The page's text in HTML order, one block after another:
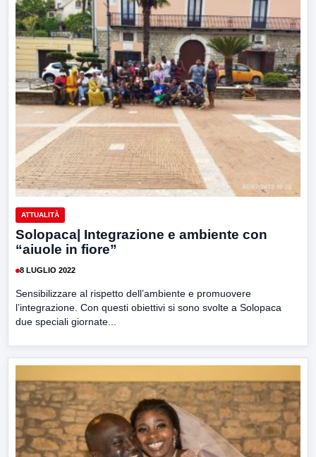
ATTUALITÀ
Solopaca| Integrazione e ambiente con
“aiuole in fiore”
8 LUGLIO 2022
Sensibilizzare al rispetto dell’ambiente e promuovere
l’integrazione. Con questi obiettivi si sono svolte a Solopaca
due speciali giornate...